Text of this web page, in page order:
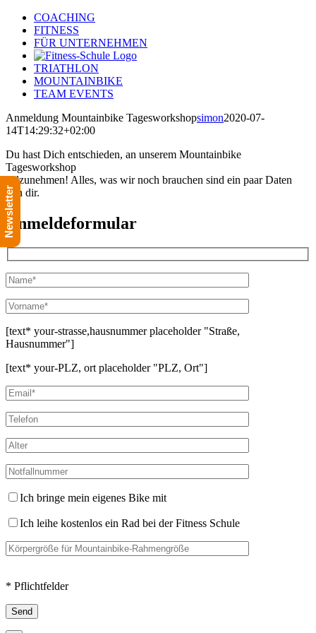
Zum
Inhalt
springen
COACHING
FITNESS
FÜR UNTERNEHMEN
TRIATHLON
MOUNTAINBIKE
TEAM EVENTS
Anmeldung Mountainbike Tagesworkshopsimon2020-07-
14T14:29:32+02:00
Du hast Dich entschieden, an unserem Mountainbike
Tagesworkshop
teilzunehmen! Alles, was wir noch brauchen sind ein paar Daten
von dir.
Anmeldeformular
[text* your-strasse,hausnummer placeholder "Straße,
Hausnummer"]
[text* your-PLZ, ort placeholder "PLZ, Ort"]
Ich bringe mein eigenes Bike mit
Ich leihe kostenlos ein Rad bei der Fitness Schule
* Pflichtfelder
Newsletter